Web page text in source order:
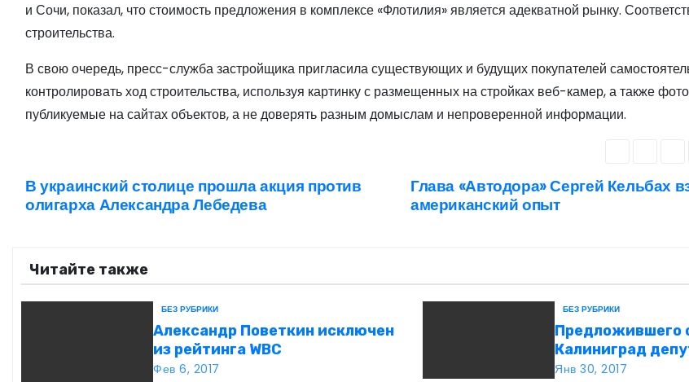
и Сочи, показал, что стоимость предложения в комплексе «Флотилия» является адекватной рынку.
строительства.
В свою очередь, пресс-служба застройщика пригласила существующих и будущих покупателей
контролировать ход строительства, используя картинку с размещенных на стройках веб-камер, а также
публикуемые на сайтах объектов, а не доверять разным домыслам и непроверенной информации.
Н
в
и
Глава «Автодора» Сергей Кельбах
американский опыт
В украинский столице прошла акция против
олигарха Александра Лебедева
Читайте также
БЕЗ РУБРИКИ
Александр Поветкин исключен
из рейтинга WBC
Фев 6, 2017
БЕЗ РУБРИКИ
Предложившего
Калиниград
назвали
Янв 30, 2017